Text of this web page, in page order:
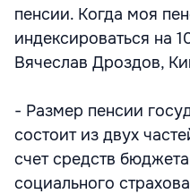
пенсии. Когда моя
индексироваться на
Вячеслав Дроздов,
- Размер пенсии
состоит из двух
счет средств
социального